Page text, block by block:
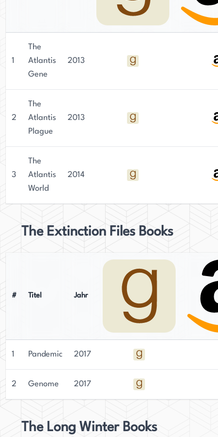
1
The
Atlantis
Gene
2013
2
The
Atlantis
Plague
2013
3
The
Atlantis
World
2014
The Extinction Files Books
# Titel Jahr
1 Pandemic 2017
2 Genome 2017
The Long Winter Books